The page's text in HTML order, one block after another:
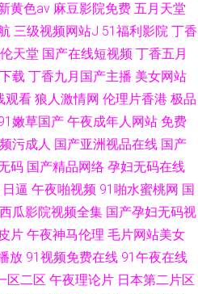
黄色av 麻豆影院免费 五月天堂
三级视频网站J 51福利影院 丁香
天堂 国产在线短视频 丁香五月
载 丁香九月国产主播 美女网站
观看 狼人激情网 伦理片香港 极品
嫩草国产 午夜成年人网站 免费
污成人 国产亚洲视品在线 国产
码 国产精品网络 孕妇无码在线
逼 午夜啪视频 91啪水蜜桃网 国
西瓜影院视频全集 国产孕妇无码视
片 午夜神马伦理 毛片网站美女
放 91视频免费在线 91午夜在线
区二区 午夜理论片 日本第二片区